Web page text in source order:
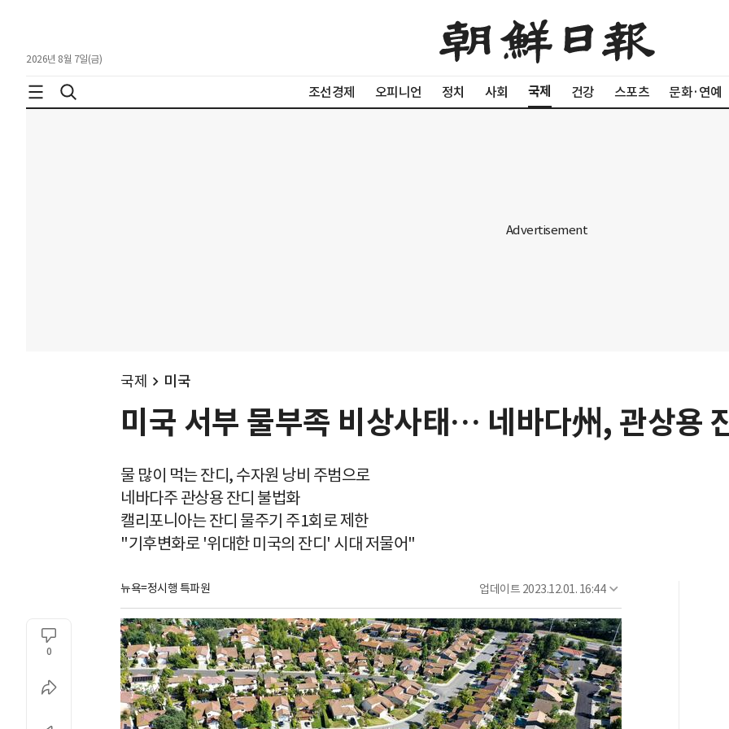
2026년 8월 7일(금)
조선경제 오피니언 정치 사회 국제 건강 스포츠 문화·연예
국제 미국
미국 서부 물부족 비상사태… 네바다州, 관상용
물 많이 먹는 잔디, 수자원 낭비 주범으로
네바다주 관상용 잔디 불법화
캘리포니아는 잔디 물주기 주1회로 제한
"기후변화로 '위대한 미국의 잔디' 시대 저물어"
뉴욕=정시행 특파원 업데이트 2023.12.01. 16:44
0